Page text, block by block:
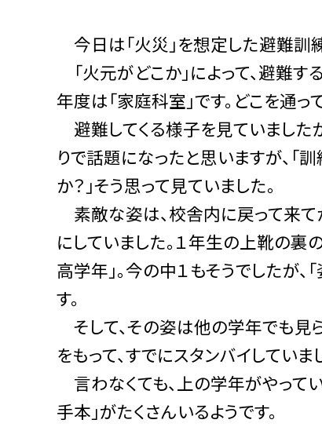
今日は「火災」を想定した避難訓
「火元がどこか」によって、避難す
年度は「家庭科室」です。どこを通
避難してくる様子を見ていました
りで話題になったと思いますが、「
か？」そう思って見ていました。
素敵な姿は、校舎内に戻って来て
にしていました。１年生の上靴の裏
高学年」。今の中１もそうでしたが
す。
そして、その姿は他の学年でも見
をもって、すでにスタンバイしてい
言わなくても、上の学年がやって
手本」がたくさんいるようです。